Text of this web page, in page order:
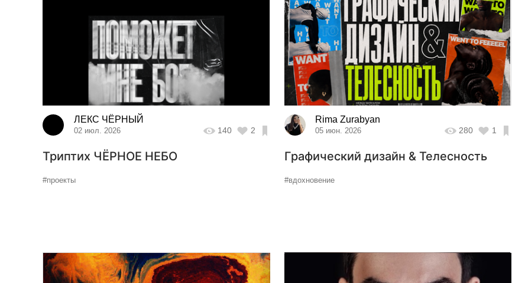
ЛЕКС ЧЁРНЫЙ
02 июл. 2026 140 2
Триптих ЧЁРНОЕ НЕБО
#проекты
Rima Zurabyan
05 июн. 2026 280 1
Графический дизайн & Телесность
#вдохновение